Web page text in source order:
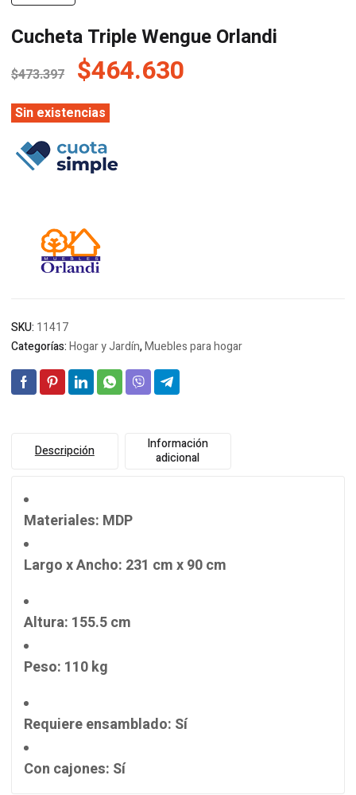
Cucheta Triple Wengue Orlandi
$473.397 El
precio
original
era:
$473.397.
$464.630
Sin existencias
SKU: 11417
Categorías:Hogar y Jardín,Muebles para hogar
Descripción
Información
adicional
Materiales: MDP
Largo x Ancho: 231 cm x 90 cm
Altura: 155.5 cm
Peso: 110 kg
Requiere ensamblado: Sí
Con cajones: Sí